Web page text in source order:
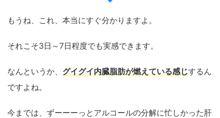
もうね、これ、本当にすぐ分かりますよ。
それこそ3日～7日程度でも実感できます。
なんというか、 グイグイ内臓脂肪が燃えている感じするん
ですよね。
今までは、ずーーーっとアルコールの分解に忙しかった肝